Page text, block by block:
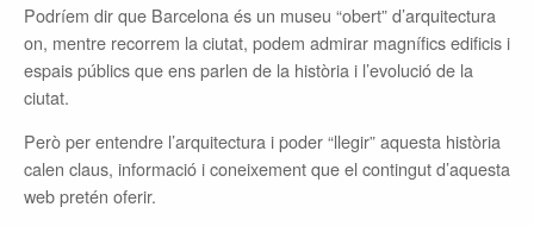
Podríem dir que Barcelona és un museu “obert” d’arquitectura
on, mentre recorrem la ciutat, podem admirar magnífics edificis i
espais públics que ens parlen de la història i l’evolució de la
ciutat.
Però per entendre l’arquitectura i poder “llegir” aquesta història
calen claus, informació i coneixement que el contingut d’aquesta
web pretén oferir.